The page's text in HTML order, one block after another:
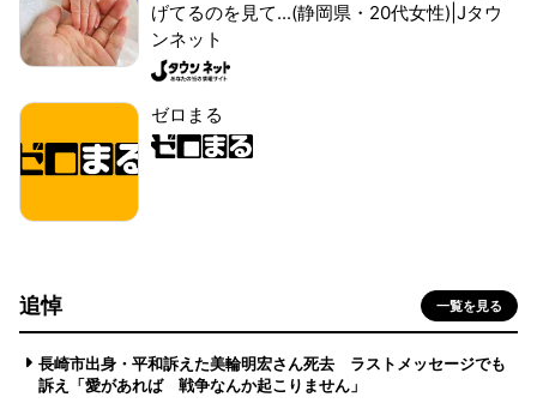
げてるのを見て...(静岡県・20代女性)|Jタウ
ンネット
ゼロまる
追悼 一覧を見る
長崎市出身・平和訴えた美輪明宏さん死去 ラストメッセージでも
訴え「愛があれば 戦争なんか起こりません」